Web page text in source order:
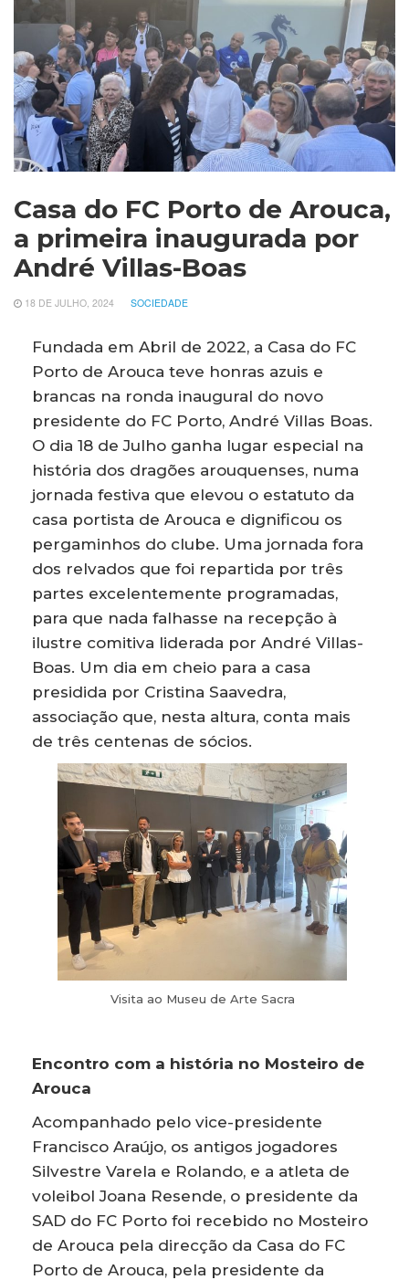
Casa do FC Porto de Arouca,
a primeira inaugurada por
André Villas-Boas
18 DE JULHO, 2024 SOCIEDADE
Fundada em Abril de 2022, a Casa do FC
Porto de Arouca teve honras azuis e
brancas na ronda inaugural do novo
presidente do FC Porto, André Villas Boas.
O dia 18 de Julho ganha lugar especial na
história dos dragões arouquenses, numa
jornada festiva que elevou o estatuto da
casa portista de Arouca e dignificou os
pergaminhos do clube. Uma jornada fora
dos relvados que foi repartida por três
partes excelentemente programadas,
para que nada falhasse na recepção à
ilustre comitiva liderada por André Villas-
Boas. Um dia em cheio para a casa
presidida por Cristina Saavedra,
associação que, nesta altura, conta mais
de três centenas de sócios.
Visita ao Museu de Arte Sacra
Encontro com a história no Mosteiro de
Arouca
Acompanhado pelo vice-presidente
Francisco Araújo, os antigos jogadores
Silvestre Varela e Rolando, e a atleta de
voleibol Joana Resende, o presidente da
SAD do FC Porto foi recebido no Mosteiro
de Arouca pela direcção da Casa do FC
Porto de Arouca, pela presidente da